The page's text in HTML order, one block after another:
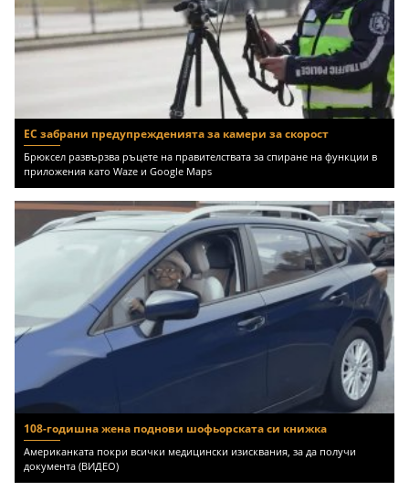
ЕС забрани предупрежденията за камери за скорост
Брюксел развързва ръцете на правителствата за спиране на функции в
приложения като Waze и Google Maps
108-годишна жена поднови шофьорската си книжка
Американката покри всички медицински изисквания, за да получи
документа (ВИДЕО)